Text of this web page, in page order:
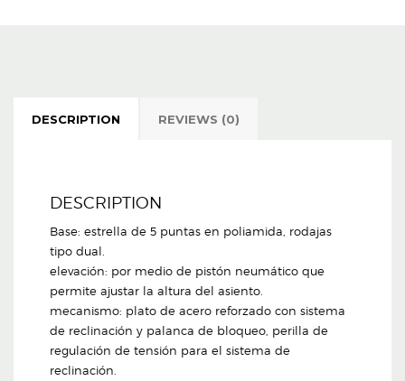
DESCRIPTION REVIEWS (0)
DESCRIPTION
Base: estrella de 5 puntas en poliamida, rodajas
tipo dual.
elevación: por medio de pistón neumático que
permite ajustar la altura del asiento.
mecanismo: plato de acero reforzado con sistema
de reclinación y palanca de bloqueo, perilla de
regulación de tensión para el sistema de
reclinación.